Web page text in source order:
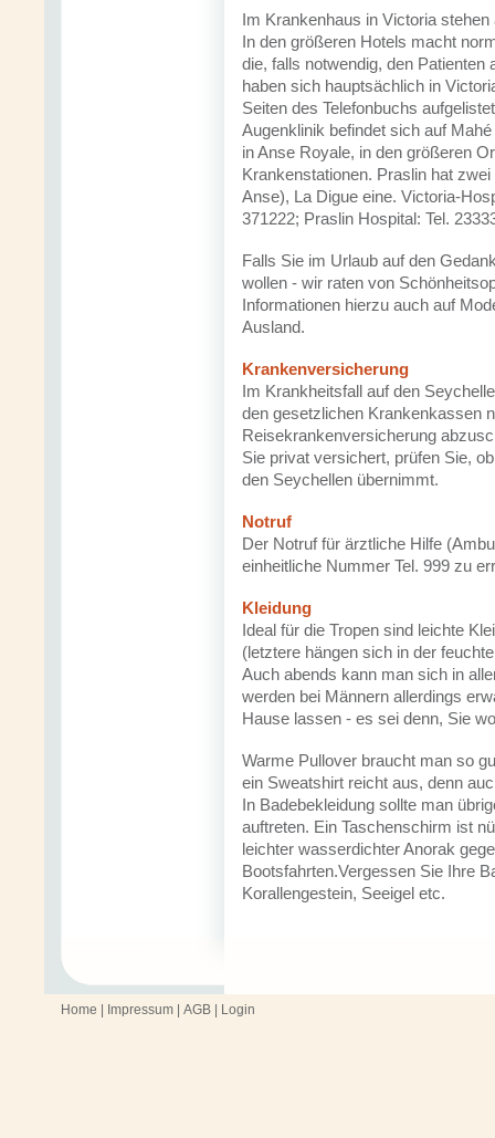
Im Krankenhaus in Victoria
In den größeren Hotels macht
die, falls notwendig, den
haben sich hauptsächlich in
Seiten des Telefonbuchs
Augenklinik befindet sich auf
in Anse Royale, in den größeren
Krankenstationen. Praslin hat
Anse), La Digue eine. Victoria-
371222; Praslin Hospital: Tel.
Falls Sie im Urlaub auf den
wollen - wir raten von
Informationen hierzu auch auf
Ausland.
Krankenversicherung
Im Krankheitsfall auf den
den gesetzlichen Krankenkassen
Reisekrankenversicherung
Sie privat versichert, prüfen Sie,
den Seychellen übernimmt.
Notruf
Der Notruf für ärztliche Hilfe
einheitliche Nummer Tel. 999 zu
Kleidung
Ideal für die Tropen sind leichte
(letztere hängen sich in der
Auch abends kann man sich in
werden bei Männern allerdings
Hause lassen - es sei denn, Sie
Warme Pullover braucht man so
ein Sweatshirt reicht aus, denn
In Badebekleidung sollte man
auftreten. Ein Taschenschirm ist
leichter wasserdichter Anorak
Bootsfahrten.Vergessen Sie Ihre
Korallengestein, Seeigel etc.
Home Impressum AGB Login